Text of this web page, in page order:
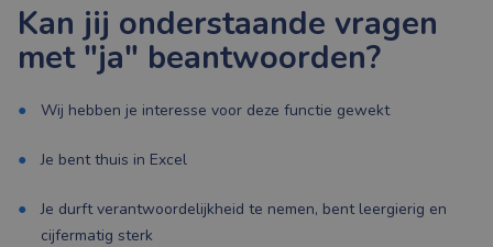
Kan jij onderstaande vragen
met "ja" beantwoorden?
Wij hebben je interesse voor deze functie gewekt
Je bent thuis in Excel
Je durft verantwoordelijkheid te nemen, bent leergierig en
cijfermatig sterk